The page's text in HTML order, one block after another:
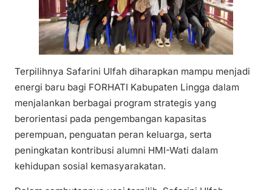
Terpilihnya Safarini Ulfah diharapkan mampu menjadi
energi baru bagi FORHATI Kabupaten Lingga dalam
menjalankan berbagai program strategis yang
berorientasi pada pengembangan kapasitas
perempuan, penguatan peran keluarga, serta
peningkatan kontribusi alumni HMI-Wati dalam
kehidupan sosial kemasyarakatan.